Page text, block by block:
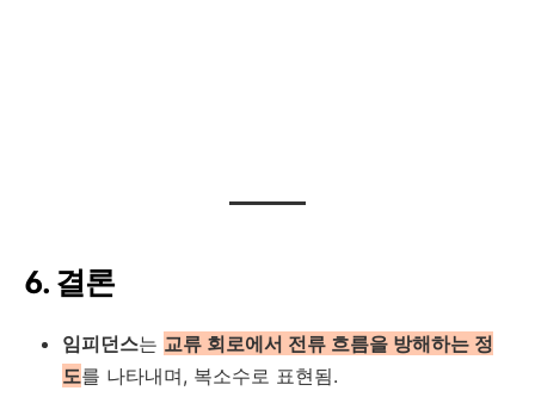
6. 결론
임피던스는 교류 회로에서 전류 흐름을 방해하는 정
도를 나타내며, 복소수로 표현됨.